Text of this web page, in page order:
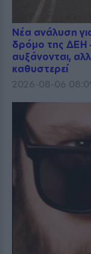
Νέα ανάλυση
δρόμο της ΔΕΗ -
αυξάνονται,
καθυστερεί
2026-08-06